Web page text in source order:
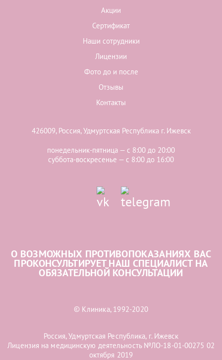
Акции
Сертификат
Наши сотрудники
Лицензии
Фото до и после
Отзывы
Контакты
426009, Россия, Удмуртская Республика г. Ижевск
понедельник-пятница — с 8:00 до 20:00
суббота-воскресенье — с 8:00 до 16:00
О ВОЗМОЖНЫХ ПРОТИВОПОКАЗАНИЯХ ВАС
ПРОКОНСУЛЬТИРУЕТ НАШ СПЕЦИАЛИСТ НА
ОБЯЗАТЕЛЬНОЙ КОНСУЛЬТАЦИИ
© Клиника, 1992-2020
Россия, Удмуртская Республика, г. Ижевск
Лицензия на медицинскую деятельность №ЛО-18-01-00275 02
октября 2019